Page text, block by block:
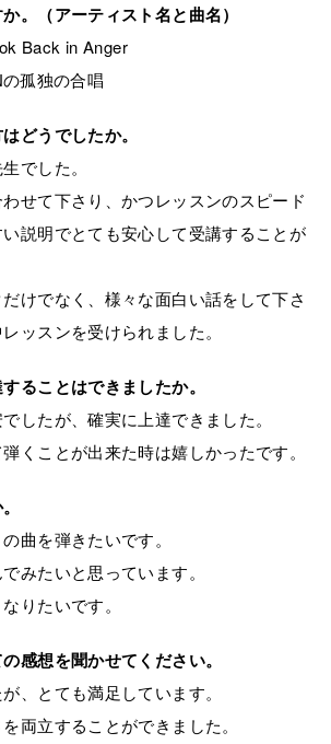
。（アーティスト名と曲名）
Back in Anger
孤独の合唱
どうでしたか。
でした。
せて下さり、かつレッスンのスピード
説明でとても安心して受講することが
けでなく、様々な面白い話をして下さ
ッスンを受けられました。
ることはできましたか。
したが、確実に上達できました。
くことが出来た時は嬉しかったです。
曲を弾きたいです。
みたいと思っています。
りたいです。
感想を聞かせてください。
、とても満足しています。
両立することができました。